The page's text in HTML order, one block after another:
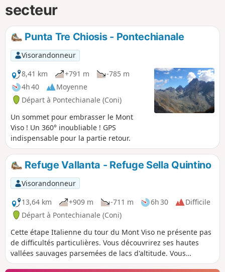
secteur
Punta Tre Chiosis - Pontechianale
Visorandonneur
8,41 km
+791 m
-785 m
4h 40
Moyenne
Départ à Pontechianale (Coni)
Un sommet pour embrasser le Mont
Viso ! Un 360° inoubliable ! GPS
indispensable pour la partie retour.
Refuge Vallanta - Refuge Sella Quintino
Visorandonneur
13,64 km
+909 m -711 m 6h 30
Difficile
Départ à Pontechianale (Coni)
Cette étape Italienne du tour du Mont Viso ne présente pas
de difficultés particulières. Vous découvrirez ses hautes
vallées sauvages parsemées de lacs d'altitude. Vous
traverserez quelques pierriers avant de profiter du Refuge